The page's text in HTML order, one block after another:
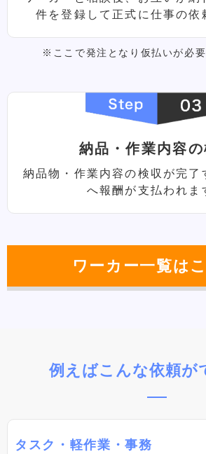
件を登録して正式に仕事の依
※ここで発注となり仮払いが必要
納品・作業内容の
納品物・作業内容の検収が完了
へ報酬が⽀払われま
ワーカー⼀覧は
例えばこんな依頼が
タスク・軽作業・事務